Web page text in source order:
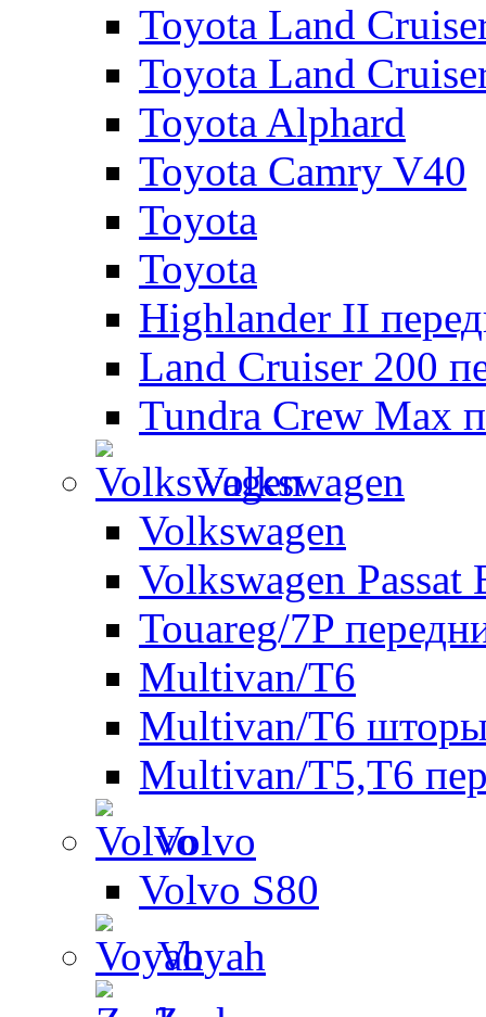
Toyota Land
Toyota Land
Toyota Alphard
Toyota Camry V40
Toyota
Toyota
Highlander II
Land Cruiser 200
Tundra Crew Max
Volkswagen
Volkswagen
Volkswagen Passat
Touareg/7P
Multivan/T6
Multivan/T6 шторы
Multivan/T5,T6
Volvo
Volvo S80
Voyah